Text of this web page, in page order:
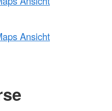
Ansicht